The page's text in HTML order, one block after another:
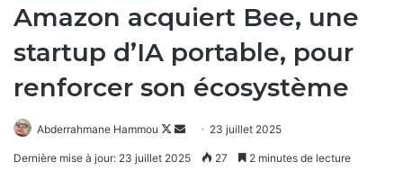
Amazon acquiert Bee, une
startup d’IA portable, pour
renforcer son écosystème
Abderrahmane Hammou
Follow
Envoyer23 juillet 2025
Dernière mise à jour: 23 juillet 2025 27 2 minutes de lecture